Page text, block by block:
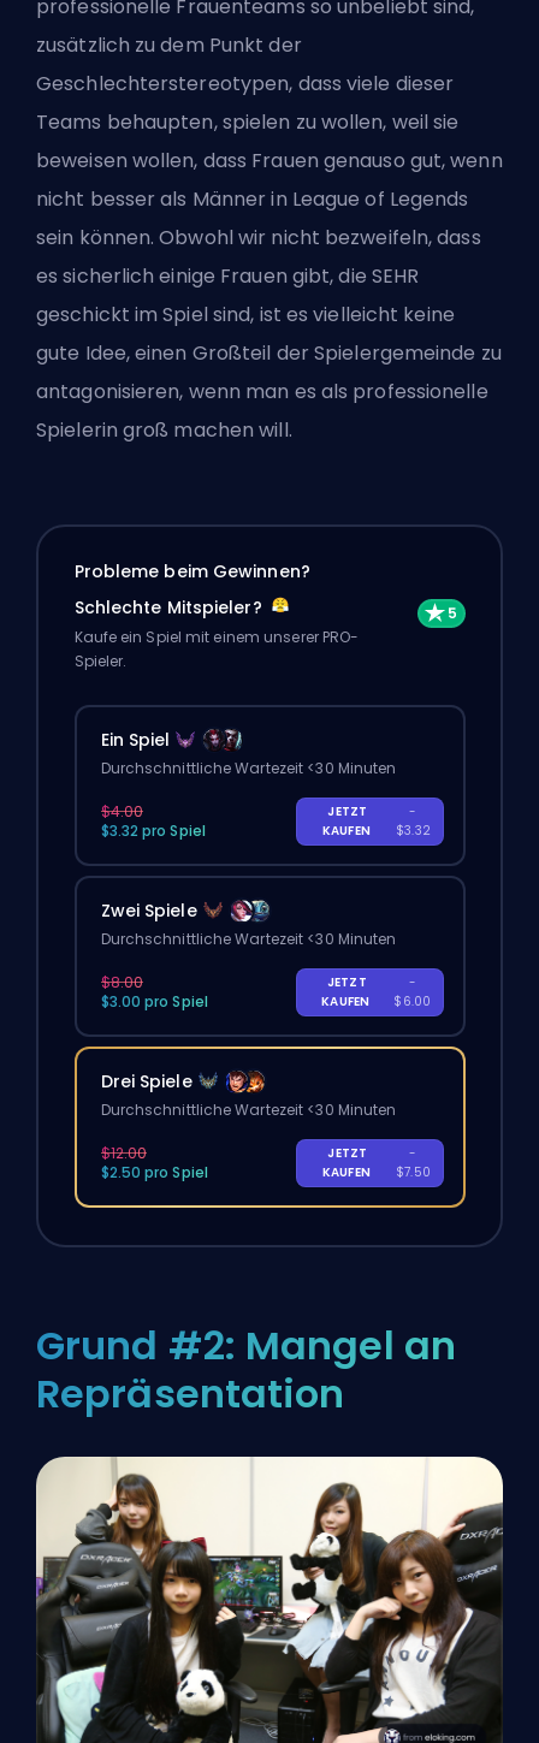
professionelle Frauenteams so unbeliebt sind,
zusätzlich zu dem Punkt der
Geschlechterstereotypen, dass viele dieser
Teams behaupten, spielen zu wollen, weil sie
beweisen wollen, dass Frauen genauso gut, wenn
nicht besser als Männer in League of Legends
sein können. Obwohl wir nicht bezweifeln, dass
es sicherlich einige Frauen gibt, die SEHR
geschickt im Spiel sind, ist es vielleicht keine
gute Idee, einen Großteil der Spielergemeinde zu
antagonisieren, wenn man es als professionelle
Spielerin groß machen will.
Probleme beim Gewinnen?
Schlechte Mitspieler?
Kaufe ein Spiel mit einem unserer PRO-
Spieler.
Ein Spiel
Durchschnittliche Wartezeit <30 Minuten
$4.00
$3.32 pro Spiel
JETZT
KAUFEN
-
$3.32
Zwei Spiele
Durchschnittliche Wartezeit <30 Minuten
$8.00
$3.00 pro Spiel
JETZT
KAUFEN
-
$6.00
Drei Spiele
Durchschnittliche Wartezeit <30 Minuten
$12.00
$2.50 pro Spiel
JETZT
KAUFEN
-
$7.50
Grund #2: Mangel an
Repräsentation